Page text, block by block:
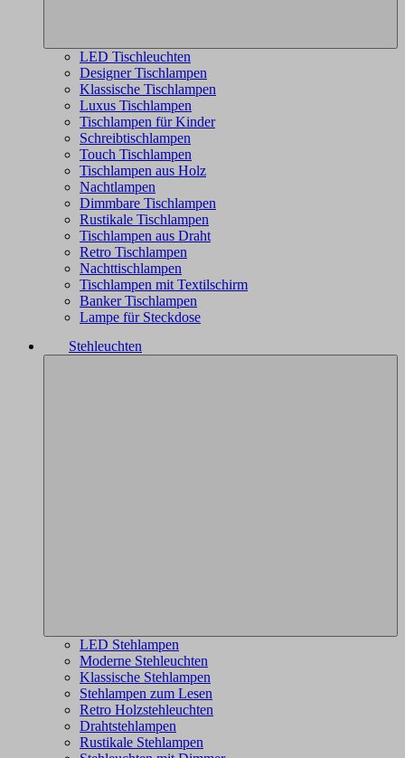
LED Tischleuchten
Designer Tischlampen
Klassische Tischlampen
Luxus Tischlampen
Tischlampen für Kinder
Schreibtischlampen
Touch Tischlampen
Tischlampen aus Holz
Nachtlampen
Dimmbare Tischlampen
Rustikale Tischlampen
Tischlampen aus Draht
Retro Tischlampen
Nachttischlampen
Tischlampen mit Textilschirm
Banker Tischlampen
Lampe für Steckdose
Stehleuchten
LED Stehlampen
Moderne Stehleuchten
Klassische Stehlampen
Stehlampen zum Lesen
Retro Holzstehleuchten
Drahtstehlampen
Rustikale Stehlampen